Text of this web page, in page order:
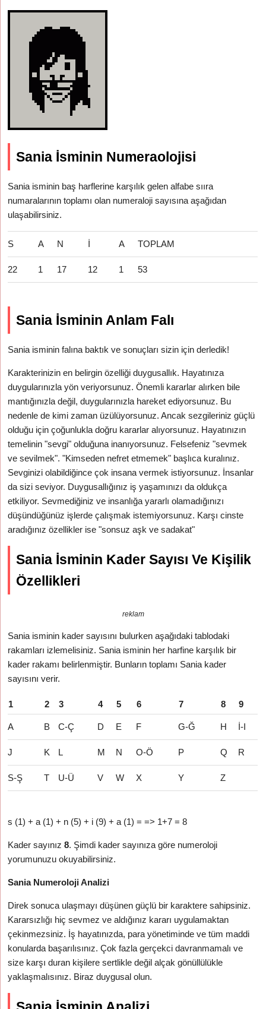
Sania İsminin Numeraolojisi
Sania isminin baş harflerine karşılık gelen alfabe sııra
numaralarının toplamı olan numeraloji sayısına aşağıdan
ulaşabilirsiniz.
S A N İ A TOPLAM
22 1 17 12 1 53
Sania İsminin Anlam Falı
Sania isminin falına baktık ve sonuçları sizin için derledik!
Karakterinizin en belirgin özelliği duygusallık. Hayatınıza
duygularınızla yön veriyorsunuz. Önemli kararlar alırken bile
mantığınızla değil, duygularınızla hareket ediyorsunuz. Bu
nedenle de kimi zaman üzülüyorsunuz. Ancak sezgileriniz güçlü
olduğu için çoğunlukla doğru kararlar alıyorsunuz. Hayatınızın
temelinin "sevgi" olduğuna inanıyorsunuz. Felsefeniz "sevmek
ve sevilmek". "Kimseden nefret etmemek" başlıca kuralınız.
Sevginizi olabildiğince çok insana vermek istiyorsunuz. İnsanlar
da sizi seviyor. Duygusallığınız iş yaşamınızı da oldukça
etkiliyor. Sevmediğiniz ve insanlığa yararlı olamadığınızı
düşündüğünüz işlerde çalışmak istemiyorsunuz. Karşı cinste
aradığınız özellikler ise "sonsuz aşk ve sadakat"
Sania İsminin Kader Sayısı Ve Kişilik
Özellikleri
reklam
Sania isminin kader sayısını bulurken aşağıdaki tablodaki
rakamları izlemelisiniz. Sania isminin her harfine karşılık bir
kader rakamı belirlenmiştir. Bunların toplamı Sania kader
sayısını verir.
1 2 3 4 5 6 7 8 9
A B C-Ç D E F G-Ğ H İ-I
J K L M N O-Ö P Q R
S-Ş T U-Ü V W X Y Z
s (1) + a (1) + n (5) + i (9) + a (1) = => 1+7 = 8
Kader sayınız8. Şimdi kader sayınıza göre numeroloji
yorumunuzu okuyabilirsiniz.
Sania Numeroloji Analizi
Direk sonuca ulaşmayı düşünen güçlü bir karaktere sahipsiniz.
Kararsızlığı hiç sevmez ve aldığınız kararı uygulamaktan
çekinmezsiniz. İş hayatınızda, para yönetiminde ve tüm maddi
konularda başarılısınız. Çok fazla gerçekci davranmamalı ve
size karşı duran kişilere sertlikle değil alçak gönüllülükle
yaklaşmalısınız. Biraz duygusal olun.